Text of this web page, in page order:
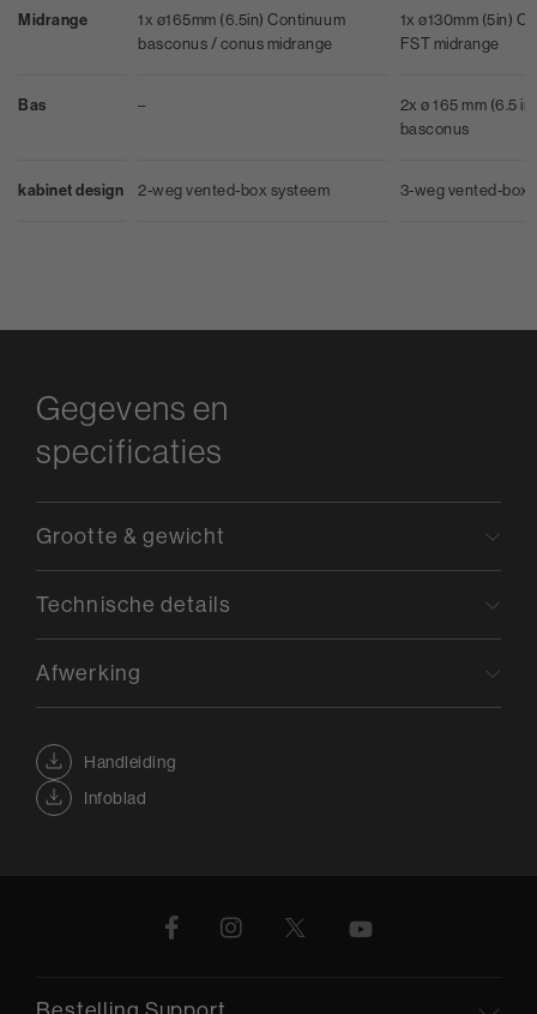
Midrange
Bas
kabinet design
1x ø165mm (6.5in) Continuum
basconus / conus midrange
–
2-weg vented-box systeem
1x ø130mm (5in)
FST midrange
2x ø 165 mm (6.5
basconus
3-weg vented-box
Gegevens en
specificaties
Handleiding
Infoblad
Grootte & gewicht
Technische details
Afwerking